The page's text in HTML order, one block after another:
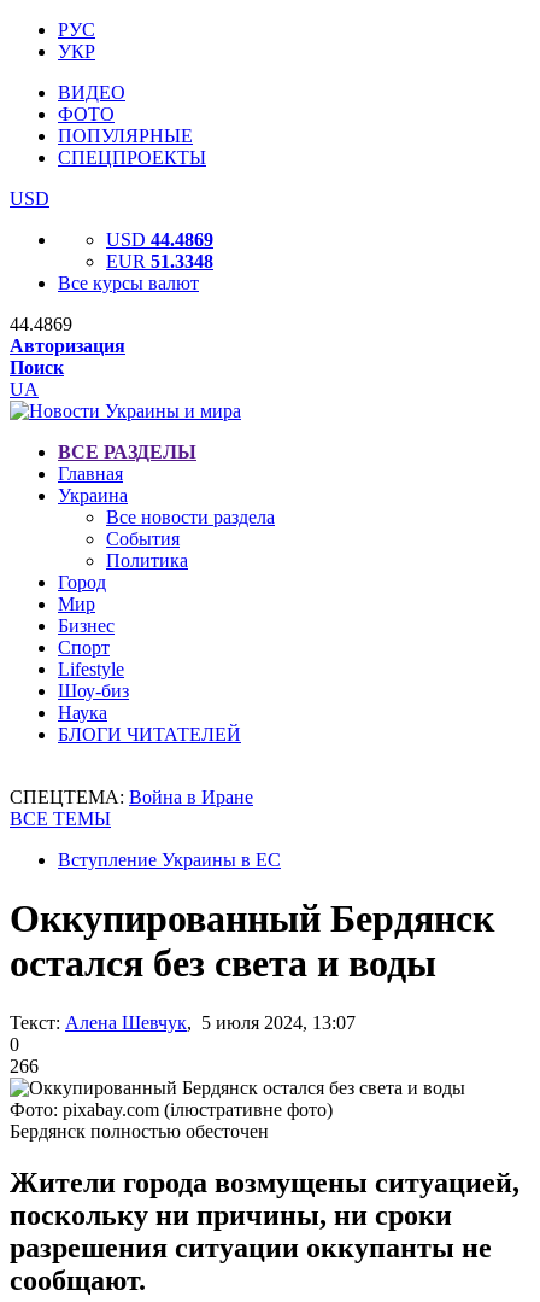
РУС
УКР
ВИДЕО
ФОТО
ПОПУЛЯРНЫЕ
СПЕЦПРОЕКТЫ
USD
USD 44.4869
EUR 51.3348
Все курсы валют
44.4869
Авторизация
Поиск
UA
ВСЕ РАЗДЕЛЫ
Главная
Украина
Все новости раздела
События
Политика
Город
Мир
Бизнес
Спорт
Lifestyle
Шоу-биз
Наука
БЛОГИ ЧИТАТЕЛЕЙ
СПЕЦТЕМА: Война в Иране
ВСЕ ТЕМЫ
Вступление Украины в ЕС
Оккупированный Бердянск
остался без света и воды
Текст: Алена Шевчук, 5 июля 2024, 13:07
0
266
Фото: pixabay.com (ілюстративне фото)
Бердянск полностью обесточен
Жители города возмущены ситуацией,
поскольку ни причины, ни сроки
разрешения ситуации оккупанты не
сообщают.